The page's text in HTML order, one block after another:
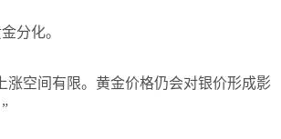
分化。
涨空间有限。黄金价格仍会对银价形成影